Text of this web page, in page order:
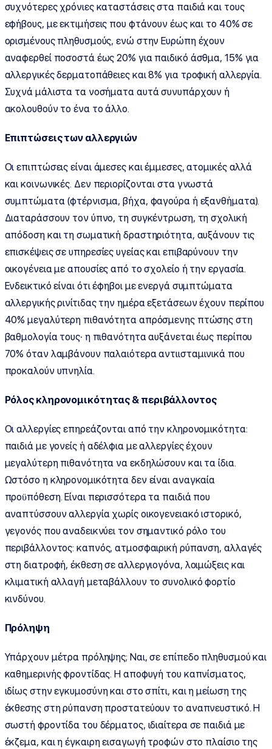
συχνότερες χρόνιες καταστάσεις στα παιδιά και τους
εφήβους, με εκτιμήσεις που φτάνουν έως και το 40% σε
ορισμένους πληθυσμούς, ενώ στην Ευρώπη έχουν
αναφερθεί ποσοστά έως 20% για παιδικό άσθμα, 15% για
αλλεργικές δερματοπάθειες και 8% για τροφική αλλεργία.
Συχνά μάλιστα τα νοσήματα αυτά συνυπάρχουν ή
ακολουθούν το ένα το άλλο.
Επιπτώσεις των αλλεργιών
Οι επιπτώσεις είναι άμεσες και έμμεσες, ατομικές αλλά
και κοινωνικές. Δεν περιορίζονται στα γνωστά
συμπτώματα (φτέρνισμα, βήχα, φαγούρα ή εξανθήματα).
Διαταράσσουν τον ύπνο, τη συγκέντρωση, τη σχολική
απόδοση και τη σωματική δραστηριότητα, αυξάνουν τις
επισκέψεις σε υπηρεσίες υγείας και επιβαρύνουν την
οικογένεια με απουσίες από το σχολείο ή την εργασία.
Ενδεικτικό είναι ότι έφηβοι με ενεργά συμπτώματα
αλλεργικής ρινίτιδας την ημέρα εξετάσεων έχουν περίπου
40% μεγαλύτερη πιθανότητα απρόσμενης πτώσης στη
βαθμολογία τους· η πιθανότητα αυξάνεται έως περίπου
70% όταν λαμβάνουν παλαιότερα αντιισταμινικά που
προκαλούν υπνηλία.
Ρόλος κληρονομικότητας & περιβάλλοντος
Οι αλλεργίες επηρεάζονται από την κληρονομικότητα:
παιδιά με γονείς ή αδέλφια με αλλεργίες έχουν
μεγαλύτερη πιθανότητα να εκδηλώσουν και τα ίδια.
Ωστόσο η κληρονομικότητα δεν είναι αναγκαία
προϋπόθεση. Είναι περισσότερα τα παιδιά που
αναπτύσσουν αλλεργία χωρίς οικογενειακό ιστορικό,
γεγονός που αναδεικνύει τον σημαντικό ρόλο του
περιβάλλοντος: καπνός, ατμοσφαιρική ρύπανση, αλλαγές
στη διατροφή, έκθεση σε αλλεργιογόνα, λοιμώξεις και
κλιματική αλλαγή μεταβάλλουν το συνολικό φορτίο
κινδύνου.
Πρόληψη
Υπάρχουν μέτρα πρόληψης; Ναι, σε επίπεδο πληθυσμού και
καθημερινής φροντίδας. Η αποφυγή του καπνίσματος,
ιδίως στην εγκυμοσύνη και στο σπίτι, και η μείωση της
έκθεσης στη ρύπανση προστατεύουν το αναπνευστικό. Η
σωστή φροντίδα του δέρματος, ιδιαίτερα σε παιδιά με
έκζεμα, και η έγκαιρη εισαγωγή τροφών στο πλαίσιο της